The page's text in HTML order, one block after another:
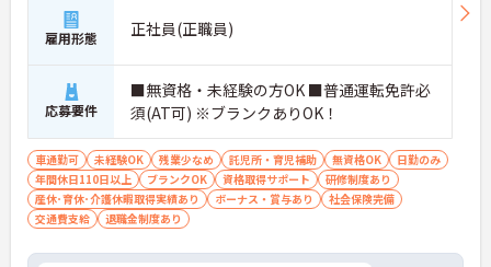
雇用形態 正社員(正職員)
応募要件
■無資格・未経験の方OK ■普通運転免許必
須(AT可) ※ブランクありOK！
車通勤可 未経験OK 残業少なめ 託児所・育児補助 無資格OK
日勤のみ
年間休日110日以上
ブランクOK 資格取得サポート
研修制度あり
産休･育休･介護休暇取得実績あり
ボーナス・賞与あり
社会保険完備
交通費支給
退職金制度あり